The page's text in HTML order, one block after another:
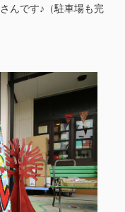
さんです♪（駐車場も完